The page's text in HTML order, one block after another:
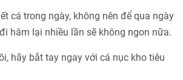
cá trong ngày, không nên để qua ngày
hâm lại nhiều lần sẽ không ngon nữa.
hãy bắt tay ngay với cá nục kho tiêu